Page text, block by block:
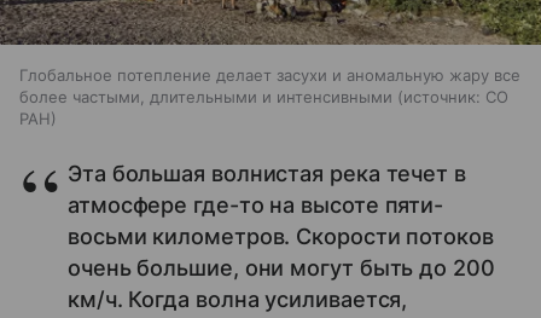
Глобальное потепление делает засухи и аномальную жару все
более частыми, длительными и интенсивными
источник: СО
РАН
Эта большая волнистая река течет в
атмосфере где-то на высоте пяти-
восьми километров. Скорости потоков
очень большие, они могут быть до 200
км/ч. Когда волна усиливается,